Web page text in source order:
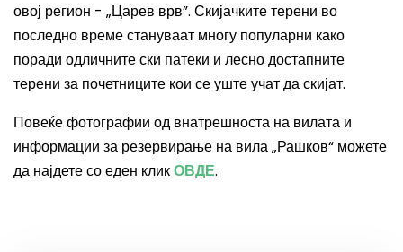
овој регион - „Царев врв”. Скијачките терени во
последно време стануваат многу популарни како
поради одличните ски патеки и лесно достапните
терени за почетниците кои се уште учат да скијат.
Повеќе фотографии од внатрешноста на вилата и
информации за резервирање на вила „Рашков“ можете
да најдете со еден кликОВДЕ.